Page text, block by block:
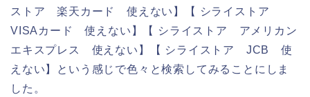
ストア 楽天カード 使えない】【 シライストア
VISAカード 使えない】【 シライストア アメリカン
エキスプレス 使えない】【 シライストア JCB 使
えない】という感じで色々と検索してみることにしま
した。